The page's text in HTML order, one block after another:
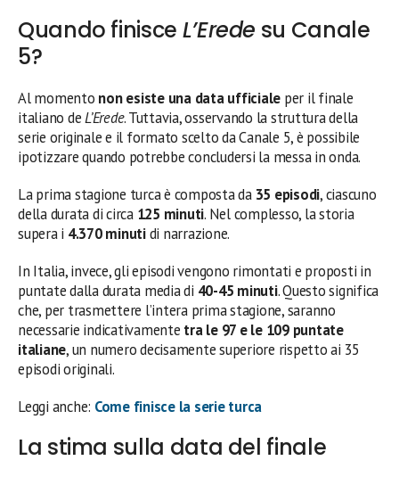
Quando finisce L’Erede su Canale
5?
Al momento non esiste una data ufficiale per il finale
italiano deL’Erede. Tuttavia, osservando la struttura della
serie originale e il formato scelto da Canale 5, è possibile
ipotizzare quando potrebbe concludersi la messa in onda.
La prima stagione turca è composta da 35 episodi, ciascuno
della durata di circa 125 minuti. Nel complesso, la storia
supera i 4.370 minutidi narrazione.
In Italia, invece, gli episodi vengono rimontati e proposti in
puntate dalla durata media di 40-45 minuti. Questo significa
che, per trasmettere l’intera prima stagione, saranno
necessarie indicativamente tra le 97 e le 109 puntate
italiane, un numero decisamente superiore rispetto ai 35
episodi originali.
Leggi anche: Come finisce la serie turca
La stima sulla data del finale